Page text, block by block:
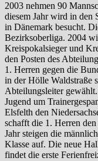
2003 nehmen 90
diesem Jahr wird in den
in Dänemark besucht.
Bezirksoberliga. 2004
Kreispokalsieger und
den Posten des
1. Herren gegen die
in der Hölle Waldstraße
Abteilungsleiter
Jugend um
Elsfelth den
schafft die 1. Herren
Jahr steigen die
Klasse auf. Die neue
findet die erste